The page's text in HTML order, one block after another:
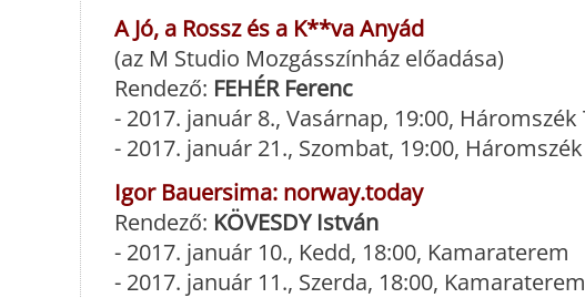
A Jó, a Rossz és a K**va Anyád
(az M Studio Mozgásszínház előadása)
Rendező: FEHÉR Ferenc
- 2017. január 8., Vasárnap, 19:00,
- 2017. január 21., Szombat, 19:00,
Igor Bauersima: norway.today
Rendező: KÖVESDY István
- 2017. január 10., Kedd, 18:00, Kamaraterem
- 2017. január 11., Szerda, 18:00, Kamaraterem